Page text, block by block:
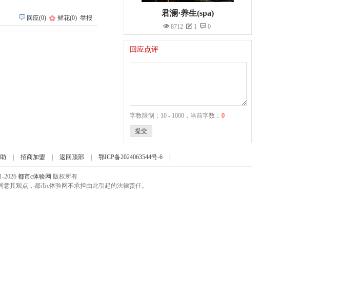
回应(0) 鲜花(0) 举报
君澜·养生(spa)
8712 1 0
回应点评
字数限制：10 - 1000，当前字数： 0
提交
招商加盟 返回顶部 鄂ICP备2024063544号-6
2026 都市c体验网 版权所有
其观点，都市c体验网不承担由此引起的法律责任。